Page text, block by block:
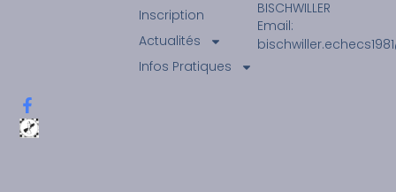
Inscription
Actualités
Infos Pratiques
BISCHWILLER
Email: